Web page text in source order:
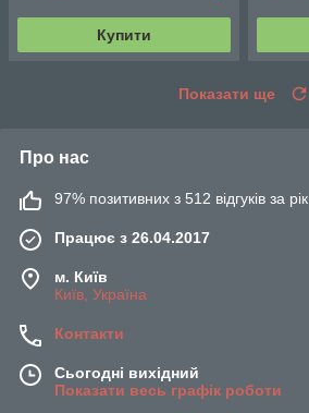
Купити
Показати ще
Про нас
97% позитивних з 512 відгуків за рік
Працює з 26.04.2017
м. Київ
Київ, Україна
Контакти
Сьогодні вихідний
Показати весь графік роботи